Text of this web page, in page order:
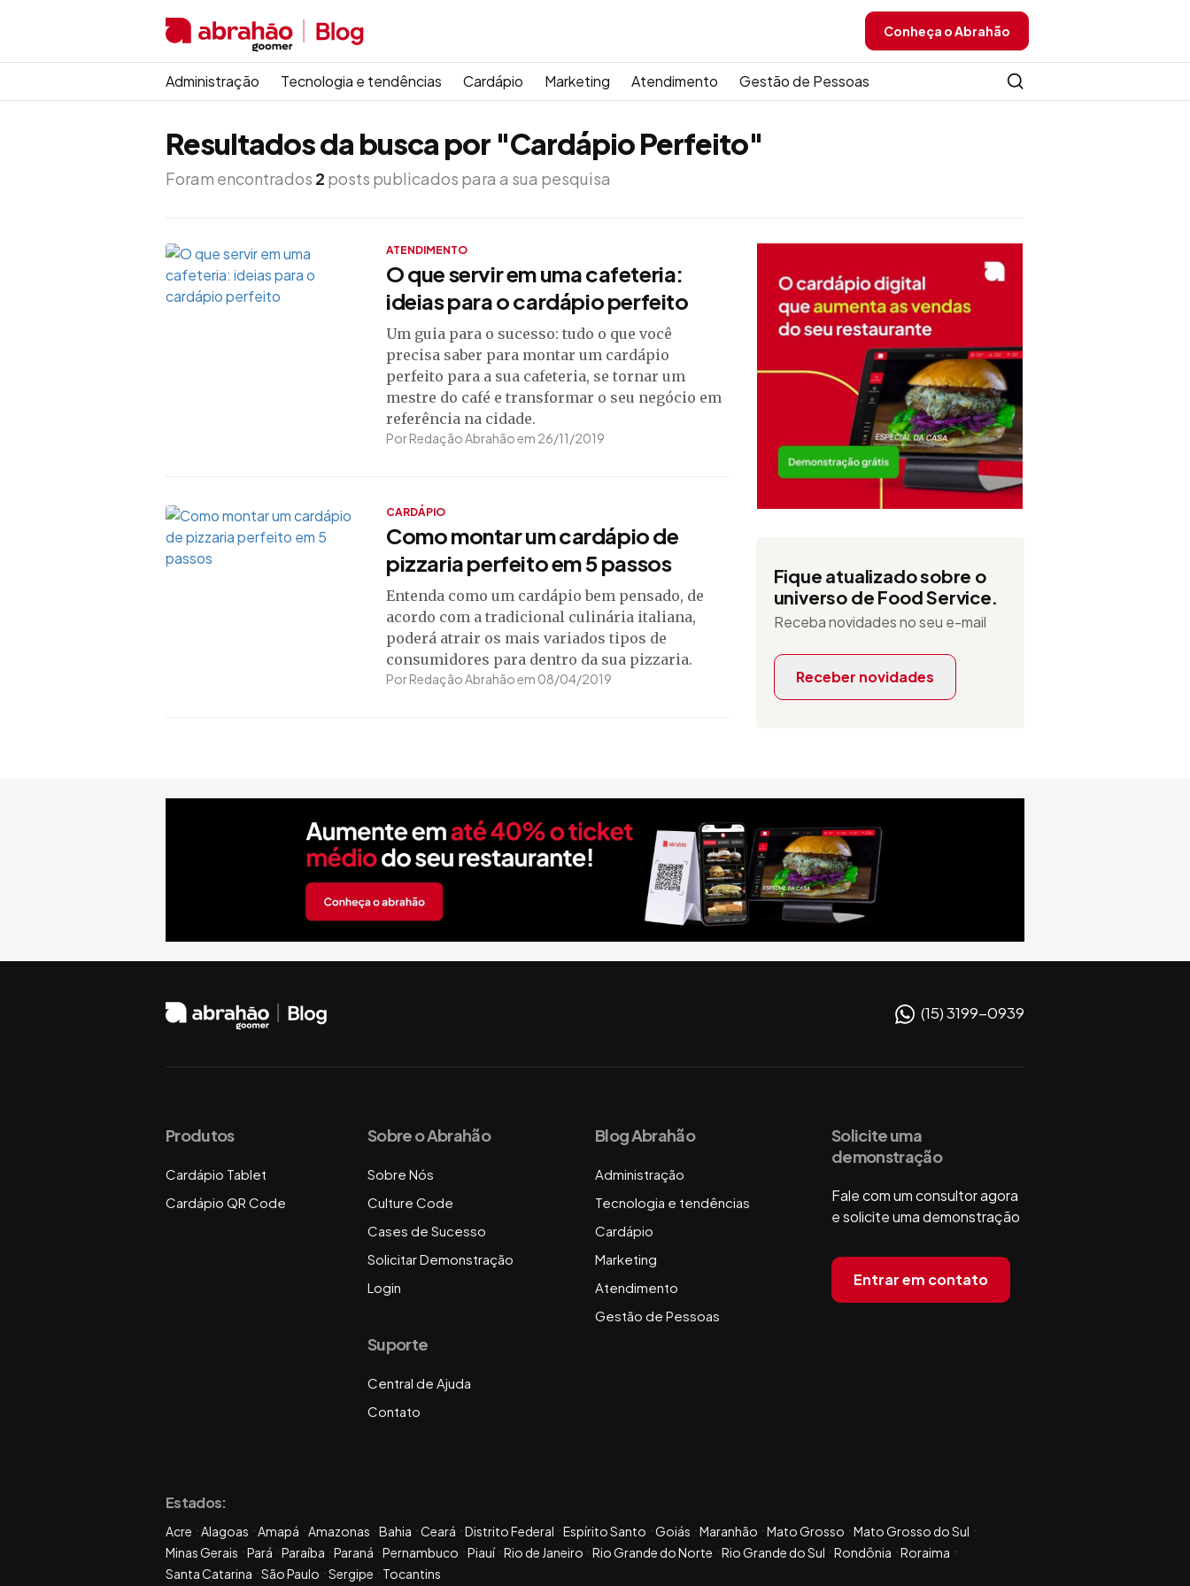
Administração Tecnologia e tendências Cardápio Marketing Atendimento Gestão de Pessoas
Conheça o Abrahão
Resultados da busca por "Cardápio Perfeito"
Foram encontrados 2 posts publicados para a sua pesquisa
ATENDIMENTO
O que servir em uma cafeteria:
ideias para o cardápio perfeito
Um guia para o sucesso: tudo o que você
precisa saber para montar um cardápio
perfeito para a sua cafeteria, se tornar um
mestre do café e transformar o seu negócio em
referência na cidade.
Por Redação Abrahão em 26/11/2019
CARDÁPIO
Como montar um cardápio de
pizzaria perfeito em 5 passos
Entenda como um cardápio bem pensado, de
acordo com a tradicional culinária italiana,
poderá atrair os mais variados tipos de
consumidores para dentro da sua pizzaria.
Por Redação Abrahão em 08/04/2019
Fique atualizado sobre o
universo de Food Service.
Receba novidades no seu e-mail
Receber novidades
(15) 3199-0939
Produtos
Cardápio Tablet
Cardápio QR Code
Sobre o Abrahão
Sobre Nós
Culture Code
Cases de Sucesso
Solicitar Demonstração
Login
Suporte
Central de Ajuda
Contato
Blog Abrahão
Administração
Tecnologia e tendências
Cardápio
Marketing
Atendimento
Gestão de Pessoas
Solicite uma
demonstração
Fale com um consultor agora
e solicite uma demonstração
Entrar em contato
Estados:
Acre Alagoas Amapá Amazonas Bahia Ceará Distrito Federal Espírito Santo Goiás Maranhão Mato Grosso
Mato Grosso do Sul
Minas Gerais
Pará Paraíba Paraná Pernambuco Piauí Rio de Janeiro Rio Grande do Norte Rio Grande do Sul Rondônia
Roraima
Santa Catarina
São Paulo Sergipe Tocantins